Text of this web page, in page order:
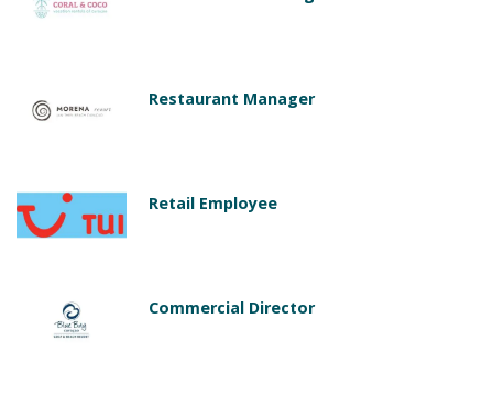
Restaurant Manager
Retail Employee
Commercial Director